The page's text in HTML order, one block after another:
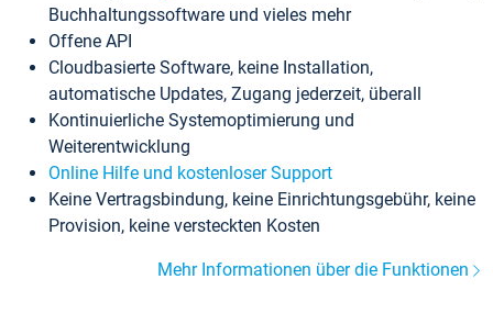
Buchhaltungssoftware und vieles mehr
Offene API
Cloudbasierte Software, keine Installation,
automatische Updates, Zugang jederzeit, überall
Kontinuierliche Systemoptimierung und
Weiterentwicklung
Online Hilfe und kostenloser Support
Keine Vertragsbindung, keine Einrichtungsgebühr, keine
Provision, keine versteckten Kosten
Mehr Informationen über die Funktionen